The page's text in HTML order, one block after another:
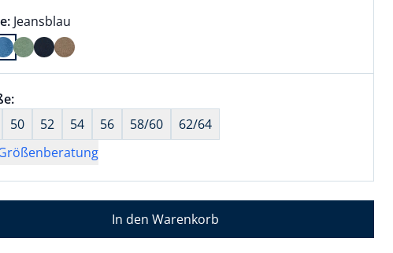
aktuell ausgewählt:
Jeansblau
Jeansblau ausgewählt
nichts ausgewählt
50 52 54 56 58/60
62/64
In den Warenkorb